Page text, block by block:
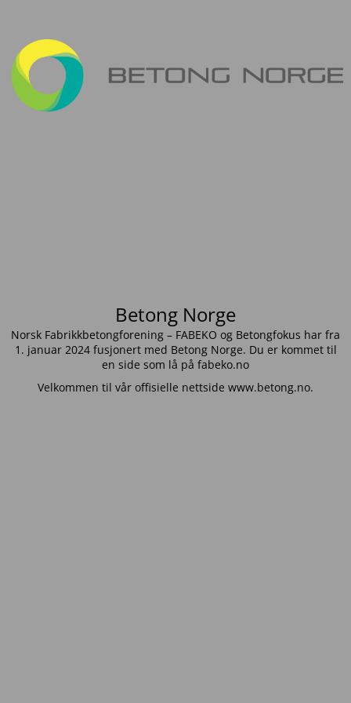
Betong Norge
Norsk Fabrikkbetongforening – FABEKO og Betongfokus har fra
1. januar 2024 fusjonert med Betong Norge. Du er kommet til
en side som lå på fabeko.no
Velkommen til vår offisielle nettside www.betong.no.